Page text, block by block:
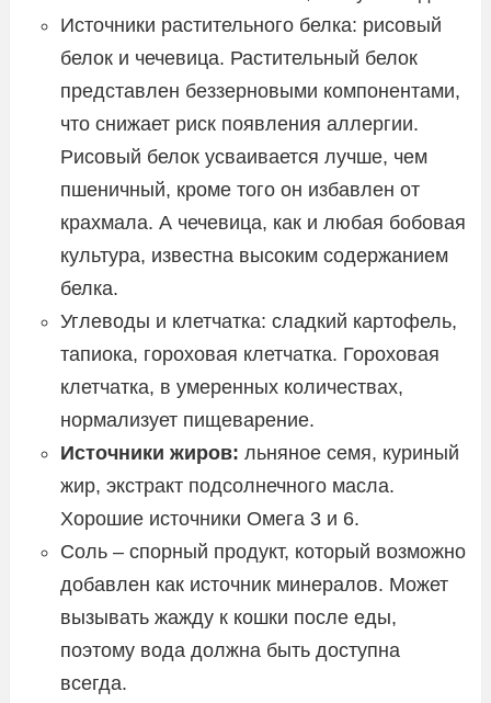
Источники растительного белка: рисовый
белок и чечевица. Растительный белок
представлен беззерновыми компонентами,
что снижает риск появления аллергии.
Рисовый белок усваивается лучше, чем
пшеничный, кроме того он избавлен от
крахмала. А чечевица, как и любая бобовая
культура, известна высоким содержанием
белка.
Углеводы и клетчатка: сладкий картофель,
тапиока, гороховая клетчатка. Гороховая
клетчатка, в умеренных количествах,
нормализует пищеварение.
Источники жиров: льняное семя, куриный
жир, экстракт подсолнечного масла.
Хорошие источники Омега 3 и 6.
Соль – спорный продукт, который возможно
добавлен как источник минералов. Может
вызывать жажду к кошки после еды,
поэтому вода должна быть доступна
всегда.